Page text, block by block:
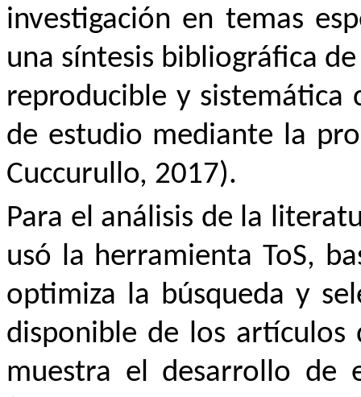
investigación en temas
una síntesis bibliográfica
reproducible y sistemática
de estudio mediante la
Cuccurullo, 2017).
Para el análisis de la
usó la herramienta ToS,
optimiza la búsqueda y
disponible de los artículos
muestra el desarrollo